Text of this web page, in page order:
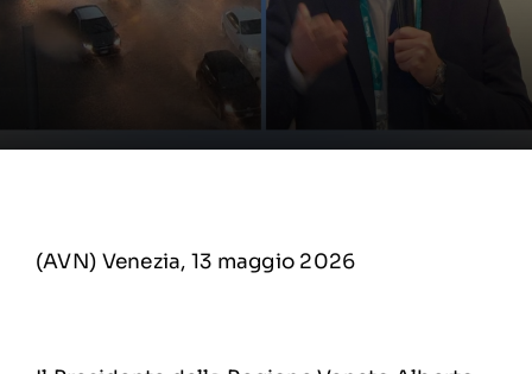
(AVN) Venezia, 13 maggio 2026